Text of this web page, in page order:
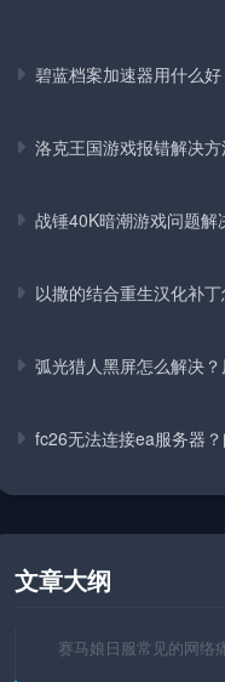
碧蓝档案加速器用什么
洛克王国游戏报错解决
战锤40K暗潮游戏问题解
以撒的结合重生汉化补
弧光猎人黑屏怎么解决
fc26无法连接ea服务器
文章大纲
赛马娘日服常见的网络